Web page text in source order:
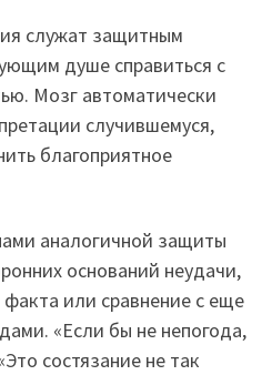
служат защитным
душе справиться с
Мозг автоматически
случившемуся,
благоприятное
аналогичной защиты
оснований неудачи,
или сравнение с еще
«Если бы не непогода,
состязание не так